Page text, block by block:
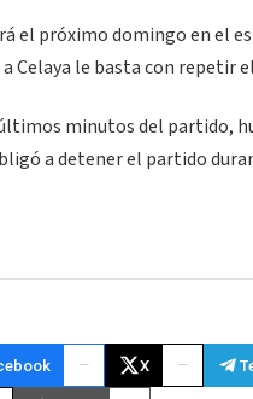
el próximo domingo en el
Celaya le basta con repetir
minutos del partido,
a detener el partido
X